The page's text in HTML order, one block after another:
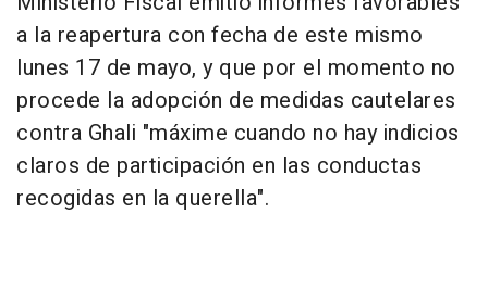
a la reapertura con fecha de este mismo
lunes 17 de mayo, y que por el momento no
procede la adopción de medidas cautelares
contra Ghali "máxime cuando no hay indicios
claros de participación en las conductas
recogidas en la querella".